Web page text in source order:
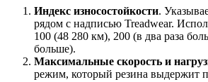
Индекс износостойкости.
рядом с надписью Treadwear.
100 (48 280 км), 200 (в два раза
больше).
Максимальные скорость и
режим, который резина выдержит